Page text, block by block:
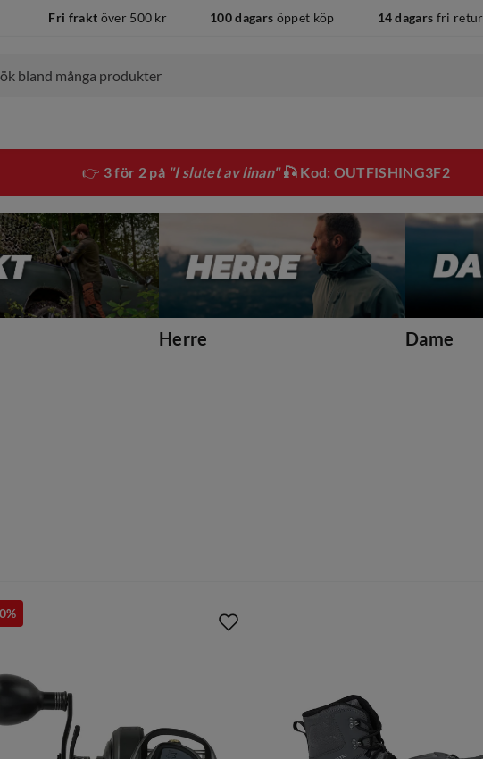
Fri frakt över 500 kr 100 dagars öppet köp 14 dagars fri retur
👉 3 för 2 på "I slutet av linan"🎣 Kod: OUTFISHING3F2
Herre Dame